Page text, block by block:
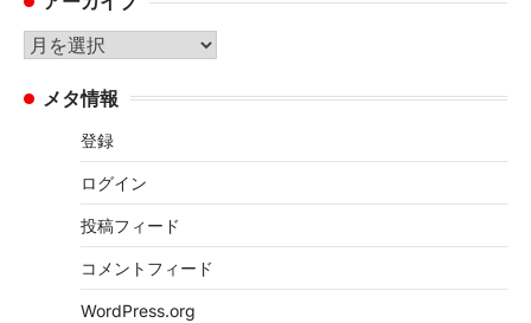
リ
ー
ア
カ メタ情報
登録
ログイン
投稿フィード
コメントフィード
WordPress.org